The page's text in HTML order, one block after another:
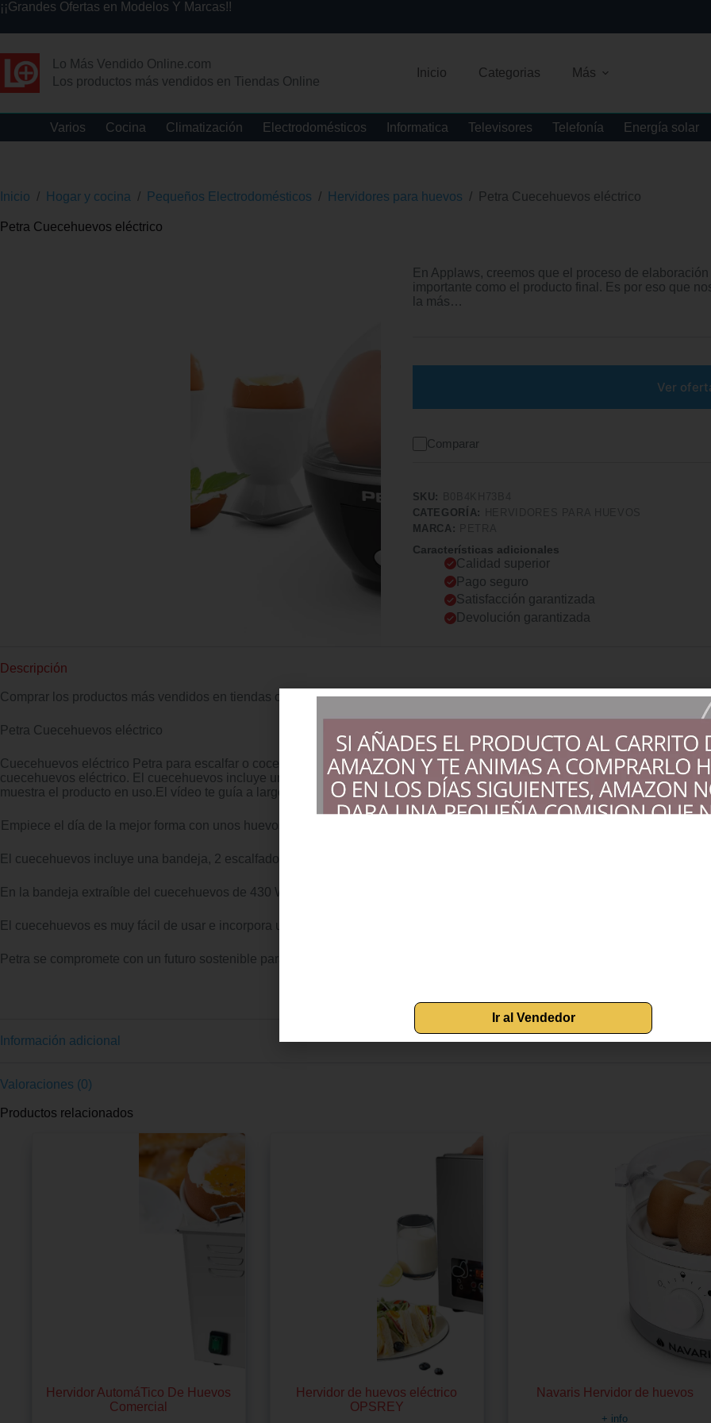
¡¡Grandes Ofertas en Modelos Y Marcas!!
Lo Más Vendido Online.com
Los productos más vendidos en Tiendas Online
Inicio Categorias Más
Varios Cocina Climatización Electrodomésticos Informatica Televisores Telefonía Energía solar
Inicio / Hogar y cocina / Pequeños Electrodomésticos / Hervidores para huevos / Petra Cuecehuevos eléctrico
Petra Cuecehuevos eléctrico
En Applaws, creemos que el proceso de
importante como el producto final. Es por eso que
la más…
Ver
Comparar
SKU:
CATEGORÍA:
MARCA:
Características adicionales
Calidad superior
Pago seguro
Satisfacción garantizada
Devolución garantizada
Descripción
Comprar los productos más vendidos en tiendas online
Petra Cuecehuevos eléctrico
Cuecehuevos eléctrico Petra para escalfar o cocer 6 huevos. Tanto si le gustan los huevos escalfados como pasados por
cuecehuevos eléctrico. El cuecehuevos incluye una placa de calentamiento con orificio de salida de vapor y 2 escalfadores
muestra el producto en uso.El vídeo te guía a largo de la configuración del producto.El vídeo compara varios productos.El
Empiece el día de la mejor forma con unos huevos cocinados a la perfección con el cuecehuevos eléctrico de Petra, que los
El cuecehuevos incluye una bandeja, 2 escalfadores y un vaso medidor para cocinar los mejores aperitivos en diferentes
En la bandeja extraíble del cuecehuevos de 430 W caben 6 huevos. Solo tiene que añadir agua con el vaso medidor para
El cuecehuevos es muy fácil de usar e incorpora un interruptor de encendido, luces indicadoras y función de apagado
Petra se compromete con un futuro sostenible para nuestros clientes y el planeta con la iniciativa de plantar un árbol por cada
Información adicional
Valoraciones (0)
Productos relacionados
Hervidor AutomáTico De Huevos
Comercial
Hervidor de huevos eléctrico
OPSREY
Navaris Hervidor de huevos
+ info
Ir al Vendedor